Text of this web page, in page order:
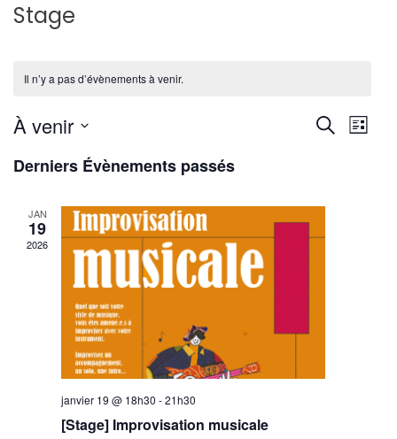
Stage
Il n’y a pas d’évènements à venir.
de
Recherche
Liste
À venir
une
Derniers Évènements passés
JAN
19
2026
janvier 19 @ 18h30 -21h30
[Stage] Improvisation musicale